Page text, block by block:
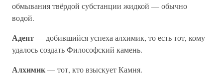
обмывания твёрдой субстанции жидкой — обычно
водой.
Адепт— добившийся успеха алхимик, то есть тот, кому
удалось создать Философский камень.
Алхимик— тот, кто взыскует Камня.